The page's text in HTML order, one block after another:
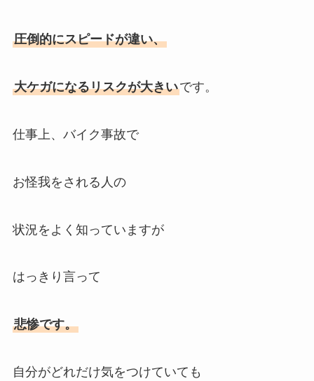
圧倒的にスピードが違い、
大ケガになるリスクが大きいです。
仕事上、バイク事故で
お怪我をされる人の
状況をよく知っていますが
はっきり言って
悲惨です。
自分がどれだけ気をつけていても